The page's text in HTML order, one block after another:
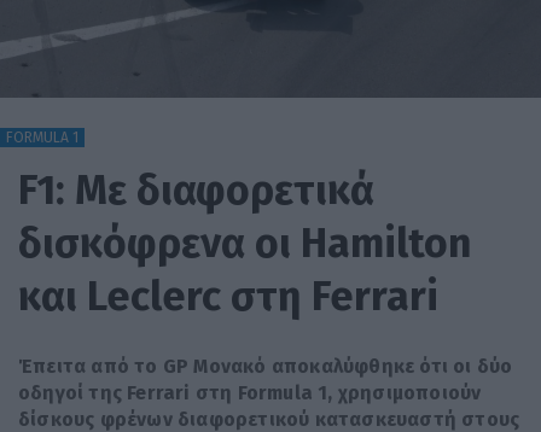
FORMULA 1
F1: Με διαφορετικά
δισκόφρενα οι Hamilton
και Leclerc στη Ferrari
Έπειτα από το GP Μονακό αποκαλύφθηκε ότι οι δύο
οδηγοί της Ferrari στη Formula 1, χρησιμοποιούν
δίσκους φρένων διαφορετικού κατασκευαστή στους